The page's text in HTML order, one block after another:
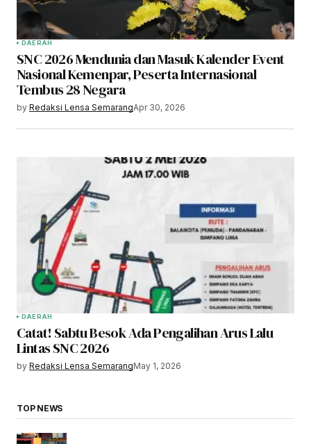
DAERAH
SNC 2026 Mendunia dan Masuk Kalender Event
Nasional Kemenpar, Peserta Internasional
Tembus 28 Negara
by Redaksi Lensa SemarangApr 30, 2026
DAERAH
Catat! Sabtu Besok Ada Pengalihan Arus Lalu
Lintas SNC 2026
by Redaksi Lensa SemarangMay 1, 2026
TOP NEWS